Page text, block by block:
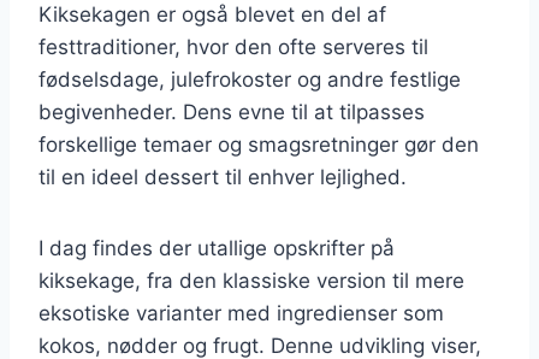
Kiksekagen er også blevet en del af
festtraditioner, hvor den ofte serveres til
fødselsdage, julefrokoster og andre festlige
begivenheder. Dens evne til at tilpasses
forskellige temaer og smagsretninger gør den
til en ideel dessert til enhver lejlighed.
I dag findes der utallige opskrifter på
kiksekage, fra den klassiske version til mere
eksotiske varianter med ingredienser som
kokos, nødder og frugt. Denne udvikling viser,